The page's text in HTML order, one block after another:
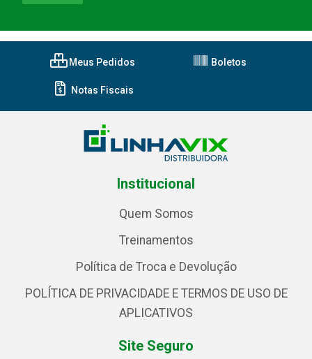
Meus Pedidos Boletos
Notas Fiscais
Institucional
Quem Somos
Treinamentos
Política de Troca e Devolução
POLÍTICA DE PRIVACIDADE E TERMOS DE USO DE
APLICATIVOS
Site Seguro